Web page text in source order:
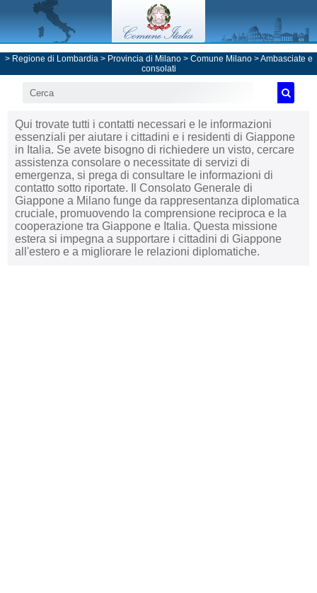
> Regione di Lombardia> Provincia di Milano> Comune Milano>Ambasciate e
consolati
Qui trovate tutti i contatti necessari e le informazioni
essenziali per aiutare i cittadini e i residenti di Giappone
in Italia. Se avete bisogno di richiedere un visto, cercare
assistenza consolare o necessitate di servizi di
emergenza, si prega di consultare le informazioni di
contatto sotto riportate. Il Consolato Generale di
Giappone a Milano funge da rappresentanza diplomatica
cruciale, promuovendo la comprensione reciproca e la
cooperazione tra Giappone e Italia. Questa missione
estera si impegna a supportare i cittadini di Giappone
all'estero e a migliorare le relazioni diplomatiche.